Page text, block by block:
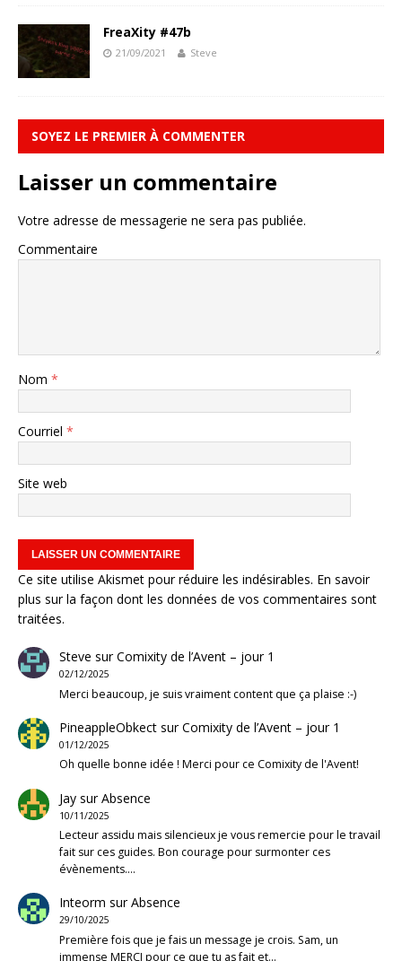
FreaXity #47b
21/09/2021 Steve
SOYEZ LE PREMIER À COMMENTER
Laisser un commentaire
Votre adresse de messagerie ne sera pas publiée.
Commentaire
Nom *
Courriel *
Site web
Ce site utilise Akismet pour réduire les indésirables. En savoir
plus sur la façon dont les données de vos commentaires sont
traitées.
Steve surComixity de l’Avent – jour 1
02/12/2025
Merci beaucoup, je suis vraiment content que ça plaise :-)
PineappleObkectsurComixity de l’Avent – jour 1
01/12/2025
Oh quelle bonne idée ! Merci pour ce Comixity de l'Avent!
JaysurAbsence
10/11/2025
Lecteur assidu mais silencieux je vous remercie pour le travail
fait sur ces guides. Bon courage pour surmonter ces
évènements.…
Inteorm surAbsence
29/10/2025
Première fois que je fais un message je crois. Sam, un
immense MERCI pour ce que tu as fait et…